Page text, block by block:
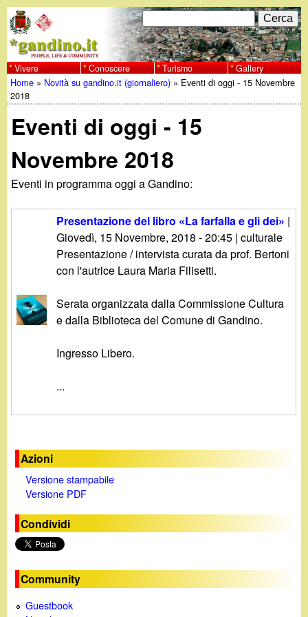
al
contenuto
principale
w
w
w
.
g
d
o
F
o
r
m
d
i
r
i
c
e
r
c
C
e
r
c
a
Vivere Conoscere Turismo Gallery
Tu
sei
qui
Home » Novità su gandino.it (giornaliero) » Eventi di oggi - 15 Novembre
2018
Eventi di oggi - 15
Novembre 2018
Eventi in programma oggi a Gandino:
Presentazione del libro «La farfalla e gli dei» |
Giovedì, 15 Novembre, 2018 - 20:45 | culturale
Presentazione / intervista curata da prof. Bertoni
con l'autrice Laura Maria Filisetti.
Serata organizzata dalla Commissione Cultura
e dalla Biblioteca del Comune di Gandino.
Ingresso Libero.
...
Azioni
Versione stampabile
Versione PDF
Condividi
Community
Guestbook